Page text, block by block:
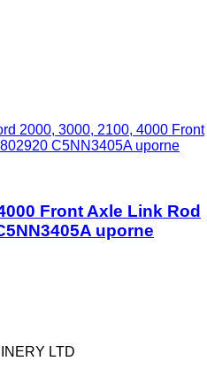
2000, 3000, 2100, 4000 Front
C5NN3405A uporne
Front Axle Link Rod
uporne
LTD